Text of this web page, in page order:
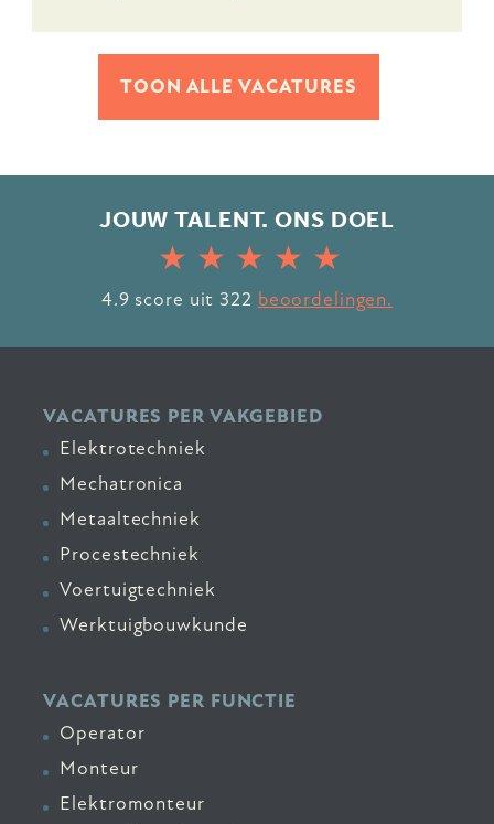
TOON ALLE VACATURES
JOUW TALENT. ONS DOEL
4.9 score uit 322 beoordelingen.
VACATURES PER VAKGEBIED
Elektrotechniek
Mechatronica
Metaaltechniek
Procestechniek
Voertuigtechniek
Werktuigbouwkunde
VACATURES PER FUNCTIE
Operator
Monteur
Elektromonteur